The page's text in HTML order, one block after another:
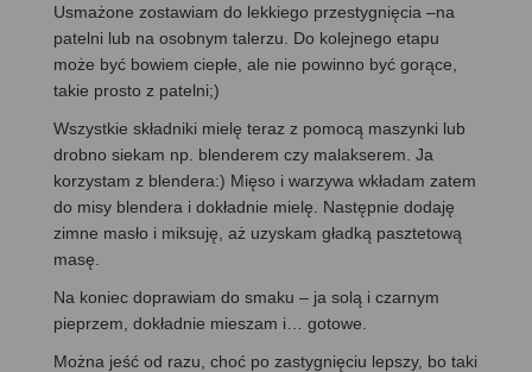
Usmażone zostawiam do lekkiego przestygnięcia –na
patelni lub na osobnym talerzu. Do kolejnego etapu
może być bowiem ciepłe, ale nie powinno być gorące,
takie prosto z patelni;)
Wszystkie składniki mielę teraz z pomocą maszynki lub
drobno siekam np. blenderem czy malakserem. Ja
korzystam z blendera:) Mięso i warzywa wkładam zatem
do misy blendera i dokładnie mielę. Następnie dodaję
zimne masło i miksuję, aż uzyskam gładką pasztetową
masę.
Na koniec doprawiam do smaku – ja solą i czarnym
pieprzem, dokładnie mieszam i… gotowe.
Można jeść od razu, choć po zastygnięciu lepszy, bo taki